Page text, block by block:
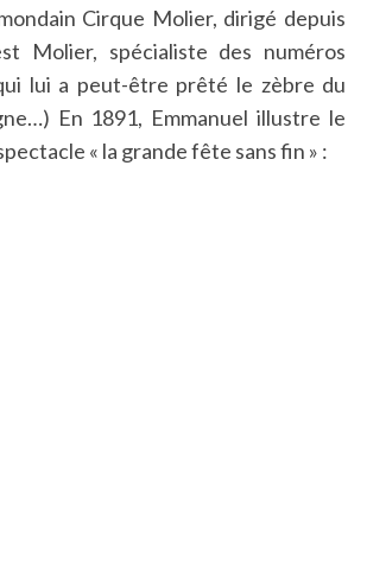
Cirque Molier, dirigé depuis
Molier, spécialiste des numéros
lui a peut-être prêté le zèbre du
En 1891, Emmanuel illustre le
« la grande fête sans fin » :